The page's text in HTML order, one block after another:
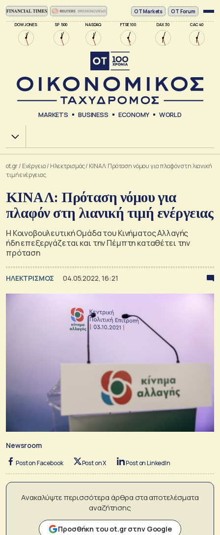
DOW JONES SP 500 NASDAQ FTSE 100 DAX 30 CAC 40
ΟΤ Markets OT Forum
MARKETS BUSINESS ECONOMY WORLD
Χ.Α.
ot.gr/ Ενέργεια/ Ηλεκτρισμός/ ΚΙΝΑΛ: Πρόταση νόμου για πλαφόν στη λιανική
τιμή ενέργειας
ΚΙΝΑΛ: Πρόταση νόμου για
πλαφόν στη λιανική τιμή ενέργειας
Η Κοινοβουλευτική Ομάδα του Κινήματος Αλλαγής
ήδη επεξεργάζεται και την Πέμπτη καταθέτει την
πρόταση
ΗΛΕΚΤΡΙΣΜΟΣ 04.05.2022, 16:21
Newsroom
Post on Facebook Post on X Post on LinkedIn
Ανακαλύψτε περισσότερα άρθρα στα αποτελέσματα
αναζήτησης
Προσθήκη του ot.gr στην Google